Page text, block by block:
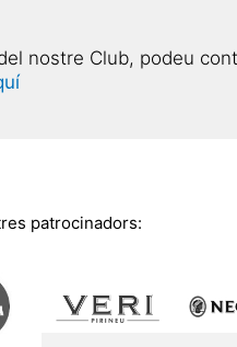
nostre Club, podeu
patrocinadors: